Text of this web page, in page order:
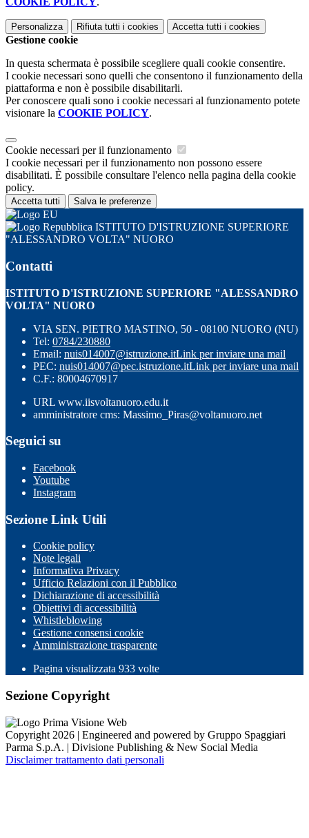
Personalizza Rifiuta tutti i cookies Accetta tutti i cookies
Gestione cookie
In questa schermata è possibile scegliere quali cookie consentire.
I cookie necessari sono quelli che consentono il funzionamento della
piattaforma e non è possibile disabilitarli.
Per conoscere quali sono i cookie necessari al funzionamento potete
visionare la COOKIE POLICY.
Cookie necessari per il funzionamento
I cookie necessari per il funzionamento non possono essere
disabilitati. È possibile consultare l'elenco nella pagina della cookie
policy.
Accetta tutti Salva le preferenze
ISTITUTO D'ISTRUZIONE SUPERIORE
"ALESSANDRO VOLTA" NUORO
Contatti
ISTITUTO D'ISTRUZIONE SUPERIORE "ALESSANDRO
VOLTA" NUORO
VIA SEN. PIETRO MASTINO, 50 - 08100 NUORO (NU)
Tel: 0784/230880
Email: nuis014007@istruzione.itLink per inviare una mail
PEC: nuis014007@pec.istruzione.itLink per inviare una mail
C.F.: 80004670917
URL www.iisvoltanuoro.edu.it
amministratore cms: Massimo_Piras@voltanuoro.net
Seguici su
Facebook
Youtube
Instagram
Sezione Link Utili
Cookie policy
Note legali
Informativa Privacy
Ufficio Relazioni con il Pubblico
Dichiarazione di accessibilità
Obiettivi di accessibilità
Whistleblowing
Gestione consensi cookie
Amministrazione trasparente
Pagina visualizzata 933 volte
Sezione Copyright
Copyright 2026 | Engineered and powered by Gruppo Spaggiari
Parma S.p.A. | Divisione Publishing & New Social Media
Disclaimer trattamento dati personali